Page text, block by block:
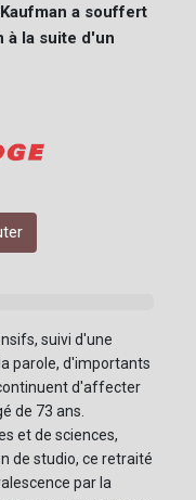
a souffert
à la suite d'un
suivi d'une
parole, d'importants
d'affecter
de 73 ans.
et de sciences,
de studio, ce retraité
par la